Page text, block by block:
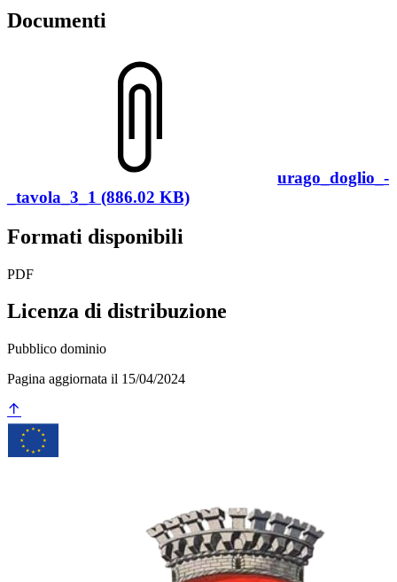
Documenti
urago_doglio_-
_tavola_3_1 (886.02 KB)
Formati disponibili
PDF
Licenza di distribuzione
Pubblico dominio
Pagina aggiornata il 15/04/2024